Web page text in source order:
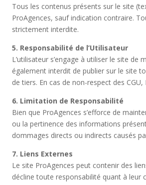
Tous les contenus présents sur le site
ProAgences, sauf indication contraire.
strictement interdite.
5. Responsabilité de l’Utilisateur
L’utilisateur s’engage à utiliser le site
également interdit de publier sur le site
de tiers. En cas de non-respect des
6. Limitation de Responsabilité
Bien que ProAgences s’efforce de
ou la pertinence des informations
dommages directs ou indirects causés
7. Liens Externes
Le site ProAgences peut contenir des
décline toute responsabilité quant à leur